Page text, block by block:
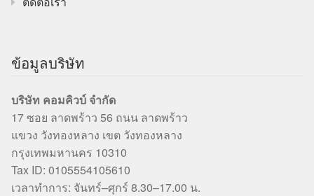
ข้อมูลบริษัท
บริษัท คอมคิวบ์ จำกัด
17 ซอย ลาดพร้าว 56 ถนน ลาดพร้าว
แขวง วังทองหลาง เขต วังทองหลาง
กรุงเทพมหานคร 10310
Tax ID: 0105554105610
เวลาทำการ: จันทร์–ศุกร์ 8.30–17.00 น.